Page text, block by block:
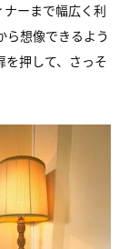
ーまで幅広く利
ら想像できるよう
を押して、さっそ